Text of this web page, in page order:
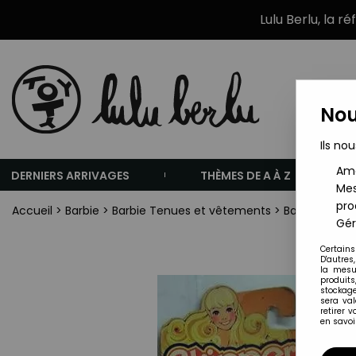
Lulu Berlu, la
DERNIERS ARRIVAGES THÈMES DE A À Z
Accueil > Barbie > Barbie Tenues et vêtements > Barbie -
Ils
la
sera
retirer
en